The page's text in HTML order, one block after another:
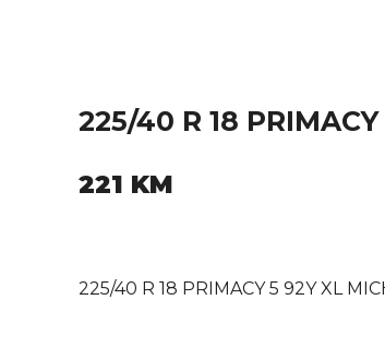
225/40 R 18
221 KM
225/40 R 18 PRIMACY 5 92Y XL